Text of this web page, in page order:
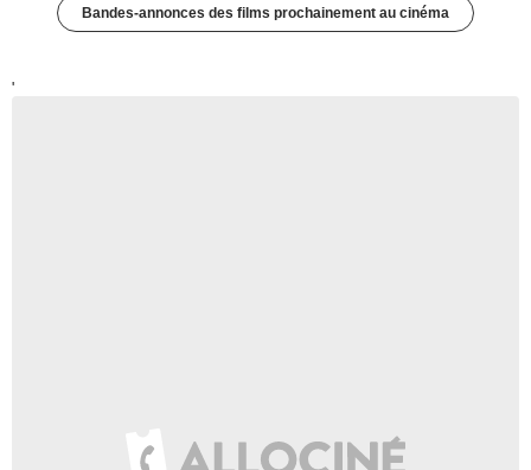
Bandes-annonces des films prochainement au cinéma
'